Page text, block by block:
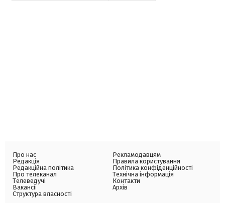
Про нас
Редакція
Редакційна політика
Про телеканал
Телеведучі
Вакансії
Структура власності
Рекламодавцям
Правила користування
Політика конфіденційності
Технічна інформація
Контакти
Архів